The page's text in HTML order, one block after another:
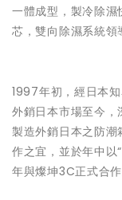
一體成型，製冷除
芯，雙向除濕系統領
1997年初，經日本
外銷日本市場至今
製造外銷日本之防
作之宜，並於年中以
年與燦坤3C正式合